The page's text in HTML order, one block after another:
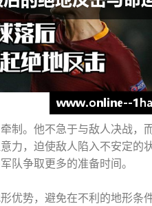
制。他不急于与敌人决战，
力，迫使敌人陷入不安定的
队争取更多的准备时间。
优势，避免在不利的地形条